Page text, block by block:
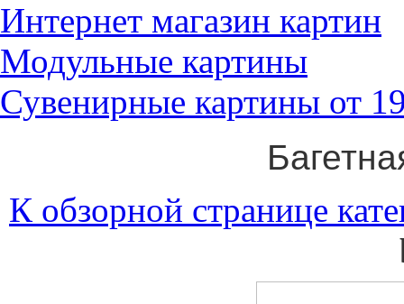
Интернет магазин картин
Модульные картины
Сувенирные картины от
К обзорной странице